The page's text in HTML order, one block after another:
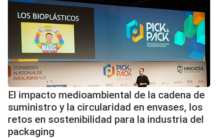
El impacto medioambiental de la cadena de
suministro y la circularidad en envases, los
retos en sostenibilidad para la industria del
packaging